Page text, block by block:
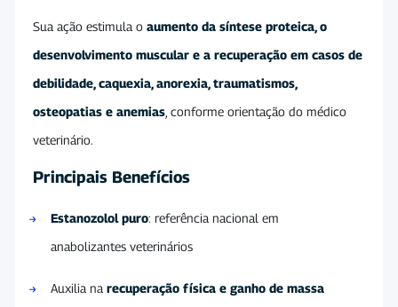
Sua ação estimula o aumento da síntese proteica, o
desenvolvimento muscular e a recuperação em casos de
debilidade, caquexia, anorexia, traumatismos,
osteopatias e anemias , conforme orientação do médico
veterinário.
Principais Benefícios
Estanozolol puro: referência nacional em
anabolizantes veterinários
Auxilia na recuperação física e ganho de massa